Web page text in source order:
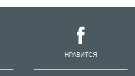
НРАВИТСЯ